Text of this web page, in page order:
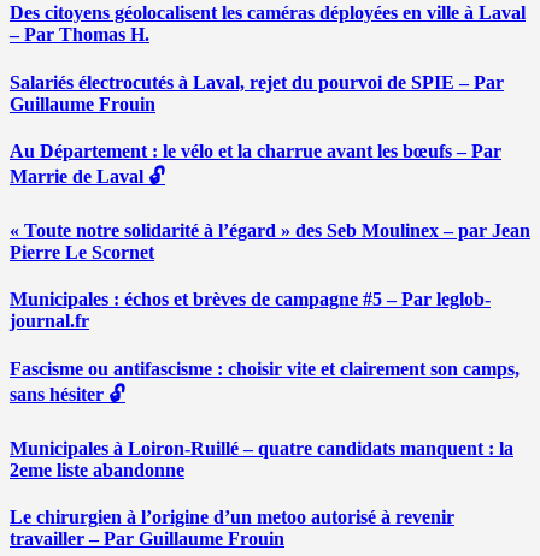
Des citoyens géolocalisent les caméras déployées en ville à Laval
– Par Thomas H.
Salariés électrocutés à Laval, rejet du pourvoi de SPIE – Par
Guillaume Frouin
Au Département : le vélo et la charrue avant les bœufs – Par
Marrie de Laval 🔓
« Toute notre solidarité à l’égard » des Seb Moulinex – par Jean
Pierre Le Scornet
Municipales : échos et brèves de campagne #5 – Par leglob-
journal.fr
Fascisme ou antifascisme : choisir vite et clairement son camps,
sans hésiter 🔓
Municipales à Loiron-Ruillé – quatre candidats manquent : la
2eme liste abandonne
Le chirurgien à l’origine d’un metoo autorisé à revenir
travailler – Par Guillaume Frouin